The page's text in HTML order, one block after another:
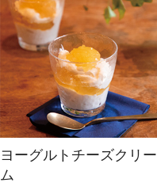
ヨーグルトチーズクリー
ム